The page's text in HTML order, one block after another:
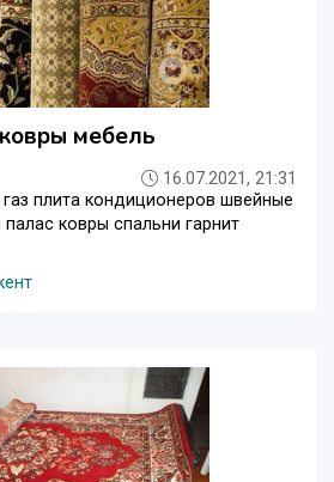
мебель
16.07.2021, 21:31
плита кондиционеров швейные
ковры спальни гарнит